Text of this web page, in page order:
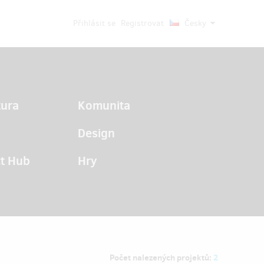
Komunita
Design
Hub
Hry
Počet nalezených projektů: 2